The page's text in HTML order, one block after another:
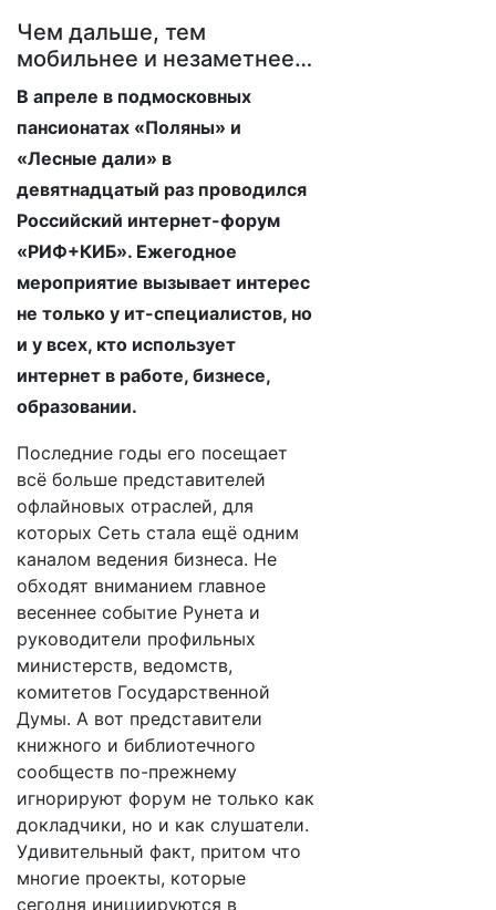
Чем дальше, тем
мобильнее и незаметнее…
В апреле в подмосковных
пансионатах «Поляны» и
«Лесные дали» в
девятнадцатый раз проводился
Российский интернет-форум
«РИФ+КИБ». Ежегодное
мероприятие вызывает интерес
не только у ит-специалистов, но
и у всех, кто использует
интернет в работе, бизнесе,
образовании.
Последние годы его посещает
всё больше представителей
офлайновых отраслей, для
которых Сеть стала ещё одним
каналом ведения бизнеса. Не
обходят вниманием главное
весеннее событие Рунета и
руководители профильных
министерств, ведомств,
комитетов Государственной
Думы. А вот представители
книжного и библиотечного
сообществ по-прежнему
игнорируют форум не только как
докладчики, но и как слушатели.
Удивительный факт, притом что
многие проекты, которые
сегодня инициируются в